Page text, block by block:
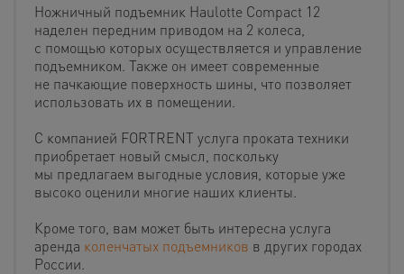
Ножничный подъемник Haulotte Compact 12
наделен передним приводом на 2 колеса,
с помощью которых осуществляется и управление
подъемником. Также он имеет современные
не пачкающие поверхность шины, что позволяет
использовать их в помещении.
С компанией FORTRENT услуга проката техники
приобретает новый смысл, поскольку
мы предлагаем выгодные условия, которые уже
высоко оценили многие наших клиенты.
Кроме того, вам может быть интересна услуга
аренда коленчатых подъемников в других городах
России.